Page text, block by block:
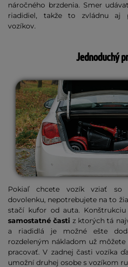
náročného brzdenia. Smer
riadidiel, takže to zvládnu aj
vozíkov.
Jednoduchý
Pokiaľ chcete vozík vziať so
dovolenku, nepotrebujete na to
stačí kufor od auta.
samostatné časti z ktorých tá
a riadidlá je možné ešte
rozdeleným nákladom už
pracovať. V zadnej časti vozíka
umožní druhej osobe s vozíkom